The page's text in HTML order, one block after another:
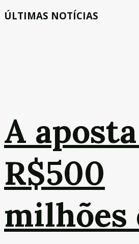
ÚLTIMAS NOTÍCIAS
A
R$500
milhões